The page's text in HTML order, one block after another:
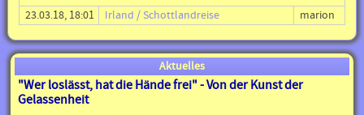
23.03.18, 18:01 Irland / Schottlandreise marion
Aktuelles
"Wer loslässt, hat die Hände frei" - Von der Kunst der
Gelassenheit